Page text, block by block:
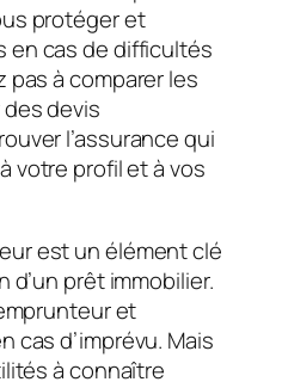
protéger et
en cas de difficultés
pas à comparer les
devis
l’assurance qui
votre profil et à vos
est un élément clé
prêt immobilier.
et
cas d’imprévu. Mais
à connaître